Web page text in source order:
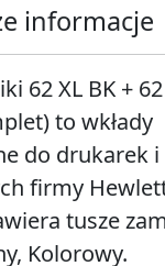
informacje
62 XL BK +
to wkłady
do drukarek i
firmy
tusze
Kolorowy.